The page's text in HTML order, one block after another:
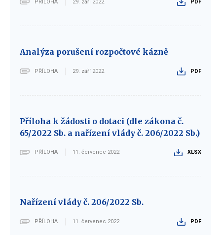
PŘÍLOHA 29. září 2022 PDF
Analýza porušení rozpočtové kázně
PŘÍLOHA 29. září 2022 PDF
Příloha k žádosti o dotaci (dle zákona č.
65/2022 Sb. a nařízení vlády č. 206/2022 Sb.)
PŘÍLOHA 11. červenec 2022 XLSX
Nařízení vlády č. 206/2022 Sb.
PŘÍLOHA 11. červenec 2022 PDF